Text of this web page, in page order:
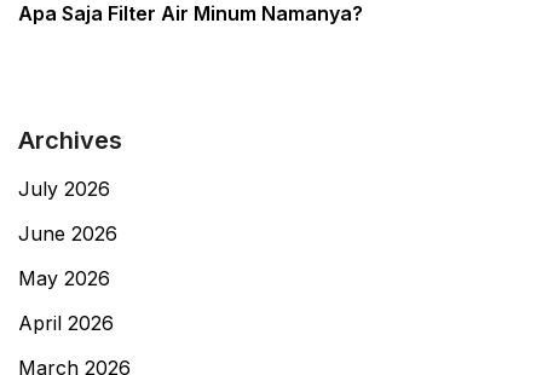
Apa Saja Filter Air Minum Namanya?
Archives
July 2026
June 2026
May 2026
April 2026
March 2026